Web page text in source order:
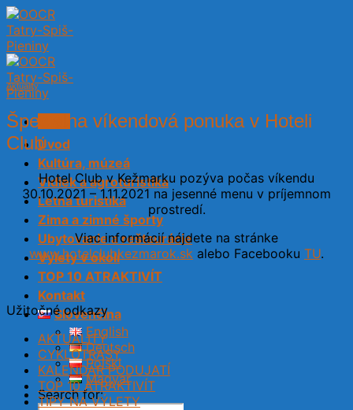
Skip
to
content
Úvod
Kultúra, múzeá
Vidiek a agroturistika
Letná turistika
Zima a zimné športy
Ubytovanie a reštaurácie
Výlety v okolí
TOP 10 ATRAKTIVÍT
Kontakt
Slovenčina
English
Deutsch
Polski
Magyar
Search for:
Aktuality
Špeciálna víkendová ponuka v Hoteli
Club
Hotel Club v Kežmarku pozýva počas víkendu
30.10.2021 – 1.11.2021 na jesenné menu v príjemnom
prostredí.
Viac informácií nájdete na stránke
www.hotelclubkezmarok.sk alebo Facebooku TU.
Užitočné odkazy
AKTUALITY
CYKLOTRASY
KALENDÁR PODUJATÍ
TOP 10 ATRAKTIVÍT
TIPY NA VÝLETY